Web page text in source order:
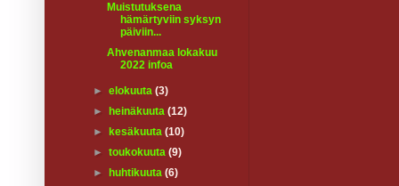
Muistutuksena
hämärtyviin syksyn
päiviin...
Ahvenanmaa lokakuu
2022 infoa
►elokuuta(3)
►
heinäkuuta(12)
►
kesäkuuta(10)
►toukokuuta(9)
►
huhtikuuta(6)